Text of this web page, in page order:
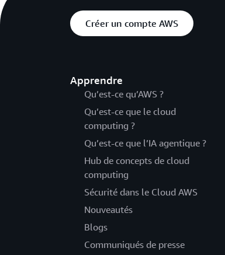
Créer un compte AWS
Apprendre
Qu’est-ce qu’AWS ?
Qu’est-ce que le cloud
computing ?
Qu’est-ce que l’IA agentique ?
Hub de concepts de cloud
computing
Sécurité dans le Cloud AWS
Nouveautés
Blogs
Communiqués de presse